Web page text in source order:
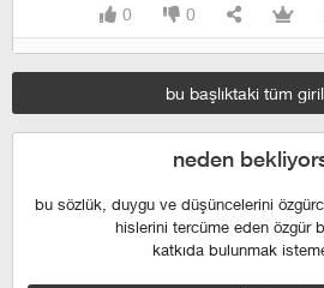
0 0
bu başlıktaki tüm
neden
bu sözlük, duygu ve düşüncelerini
hislerini tercüme eden özgür
katkıda bulunmak